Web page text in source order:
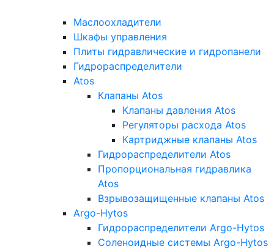
Маслоохладители
Шкафы управления
Плиты гидравлические и гидропанели
Гидрораспределители
Atos
Клапаны Atos
Клапаны давления Atos
Регуляторы расхода Atos
Картриджные клапаны Atos
Гидрораспределители Atos
Пропорциональная гидравлика
Atos
Взрывозащищенные клапаны Atos
Argo-Hytos
Гидрораспределители Argo-Hytos
Соленоидные системы Argo-Hytos